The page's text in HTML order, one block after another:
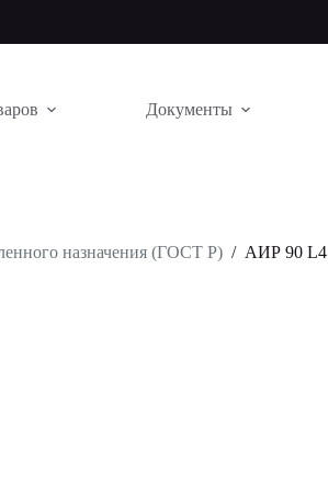
Документы
назначения (ГОСТ Р) / АИР 90 L4